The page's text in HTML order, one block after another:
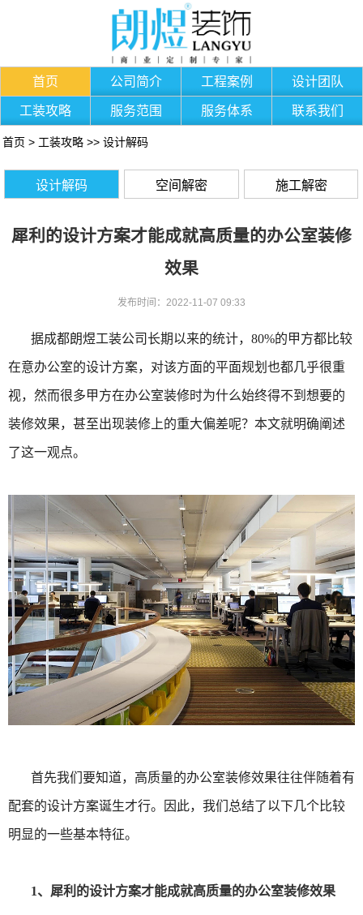
首页 公司简介 工程案例 设计团队
工装攻略 服务范围 服务体系 联系我们
首页 > 工装攻略 >> 设计解码
设计解码 空间解密 施工解密
犀利的设计方案才能成就高质量的办公室装修
效果
发布时间：2022-11-07 09:33
据成都朗煜工装公司长期以来的统计，80%的甲方都比较
在意办公室的设计方案，对该方面的平面规划也都几乎很重
视，然而很多甲方在办公室装修时为什么始终得不到想要的
装修效果，甚至出现装修上的重大偏差呢？本文就明确阐述
了这一观点。
首先我们要知道，高质量的办公室装修效果往往伴随着有
配套的设计方案诞生才行。因此，我们总结了以下几个比较
明显的一些基本特征。
1、犀利的设计方案才能成就高质量的办公室装修效果